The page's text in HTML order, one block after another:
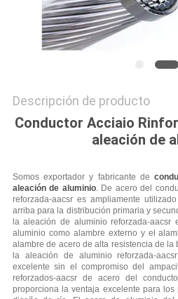
POLICY
Descripción de producto
Conductor Acciaio
aleación de
Somos exportador y fabricante de
aleación de aluminio. De acero del
reforzada-aacsr es ampliamente
arriba para la distribución primaria y
la aleación de aluminio reforzada-
aluminio como alambre externo y el
alambre de acero de alta resistencia de la
la aleación de aluminio reforzada-
excelente sin el compromiso del
reforzados-aacsr de acero del
proporciona la ventaja excelente para los